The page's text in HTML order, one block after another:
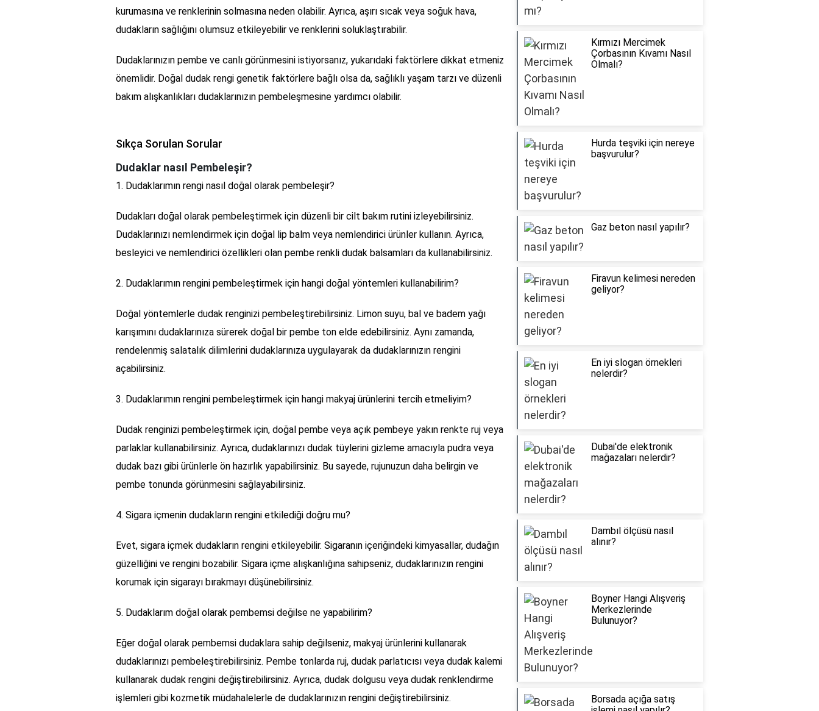
kurumasına ve renklerinin solmasına neden olabilir. Ayrıca, aşırı sıcak veya soğuk hava,
dudakların sağlığını olumsuz etkileyebilir ve renklerini soluklaştırabilir.
Dudaklarınızın pembe ve canlı görünmesini istiyorsanız, yukarıdaki faktörlere dikkat etmeniz
önemlidir. Doğal dudak rengi genetik faktörlere bağlı olsa da, sağlıklı yaşam tarzı ve düzenli
bakım alışkanlıkları dudaklarınızın pembeleşmesine yardımcı olabilir.
Sıkça Sorulan Sorular
Dudaklar nasıl Pembeleşir?
1. Dudaklarımın rengi nasıl doğal olarak pembeleşir?
Dudakları doğal olarak pembeleştirmek için düzenli bir cilt bakım rutini izleyebilirsiniz.
Dudaklarınızı nemlendirmek için doğal lip balm veya nemlendirici ürünler kullanın. Ayrıca,
besleyici ve nemlendirici özellikleri olan pembe renkli dudak balsamları da kullanabilirsiniz.
2. Dudaklarımın rengini pembeleştirmek için hangi doğal yöntemleri kullanabilirim?
Doğal yöntemlerle dudak renginizi pembeleştirebilirsiniz. Limon suyu, bal ve badem yağı
karışımını dudaklarınıza sürerek doğal bir pembe ton elde edebilirsiniz. Aynı zamanda,
rendelenmiş salatalık dilimlerini dudaklarınıza uygulayarak da dudaklarınızın rengini
açabilirsiniz.
3. Dudaklarımın rengini pembeleştirmek için hangi makyaj ürünlerini tercih etmeliyim?
Dudak renginizi pembeleştirmek için, doğal pembe veya açık pembeye yakın renkte ruj veya
parlaklar kullanabilirsiniz. Ayrıca, dudaklarınızı dudak tüylerini gizleme amacıyla pudra veya
dudak bazı gibi ürünlerle ön hazırlık yapabilirsiniz. Bu sayede, rujunuzun daha belirgin ve
pembe tonunda görünmesini sağlayabilirsiniz.
4. Sigara içmenin dudakların rengini etkilediği doğru mu?
Evet, sigara içmek dudakların rengini etkileyebilir. Sigaranın içeriğindeki kimyasallar, dudağın
güzelliğini ve rengini bozabilir. Sigara içme alışkanlığına sahipseniz, dudaklarınızın rengini
korumak için sigarayı bırakmayı düşünebilirsiniz.
5. Dudaklarım doğal olarak pembemsi değilse ne yapabilirim?
Eğer doğal olarak pembemsi dudaklara sahip değilseniz, makyaj ürünlerini kullanarak
dudaklarınızı pembeleştirebilirsiniz. Pembe tonlarda ruj, dudak parlatıcısı veya dudak kalemi
kullanarak dudak rengini değiştirebilirsiniz. Ayrıca, dudak dolgusu veya dudak renklendirme
işlemleri gibi kozmetik müdahalelerle de dudaklarınızın rengini değiştirebilirsiniz.
Kırmızı Mercimek
Çorbasının Kıvamı Nasıl
Olmalı?
Hurda teşviki için nereye
başvurulur?
Gaz beton nasıl yapılır?
Firavun kelimesi nereden
geliyor?
En iyi slogan örnekleri
nelerdir?
Dubai'de elektronik
mağazaları nelerdir?
Dambıl ölçüsü nasıl
alınır?
Boyner Hangi Alışveriş
Merkezlerinde
Bulunuyor?
Borsada açığa satış